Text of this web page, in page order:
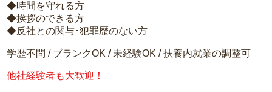
◆時間を守れる方
◆挨拶のできる方
◆反社との関与･犯罪歴のない方
学歴不問 / ブランクOK / 未経験OK / 扶養内就業の調整可
他社経験者も大歓迎！